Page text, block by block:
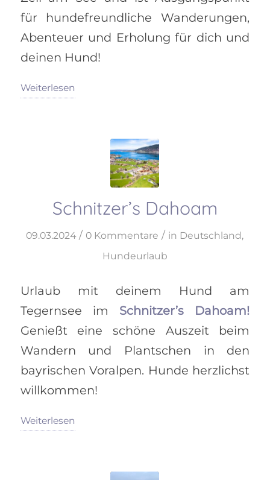
für hundefreundliche Wanderungen,
Abenteuer und Erholung für dich und
deinen Hund!
Weiterlesen
Schnitzer’s Dahoam
09.03.2024 / 0 Kommentare / in Deutschland,
Hundeurlaub
Urlaub mit deinem Hund am
Tegernsee im Schnitzer’s Dahoam!
Genießt eine schöne Auszeit beim
Wandern und Plantschen in den
bayrischen Voralpen. Hunde herzlichst
willkommen!
Weiterlesen